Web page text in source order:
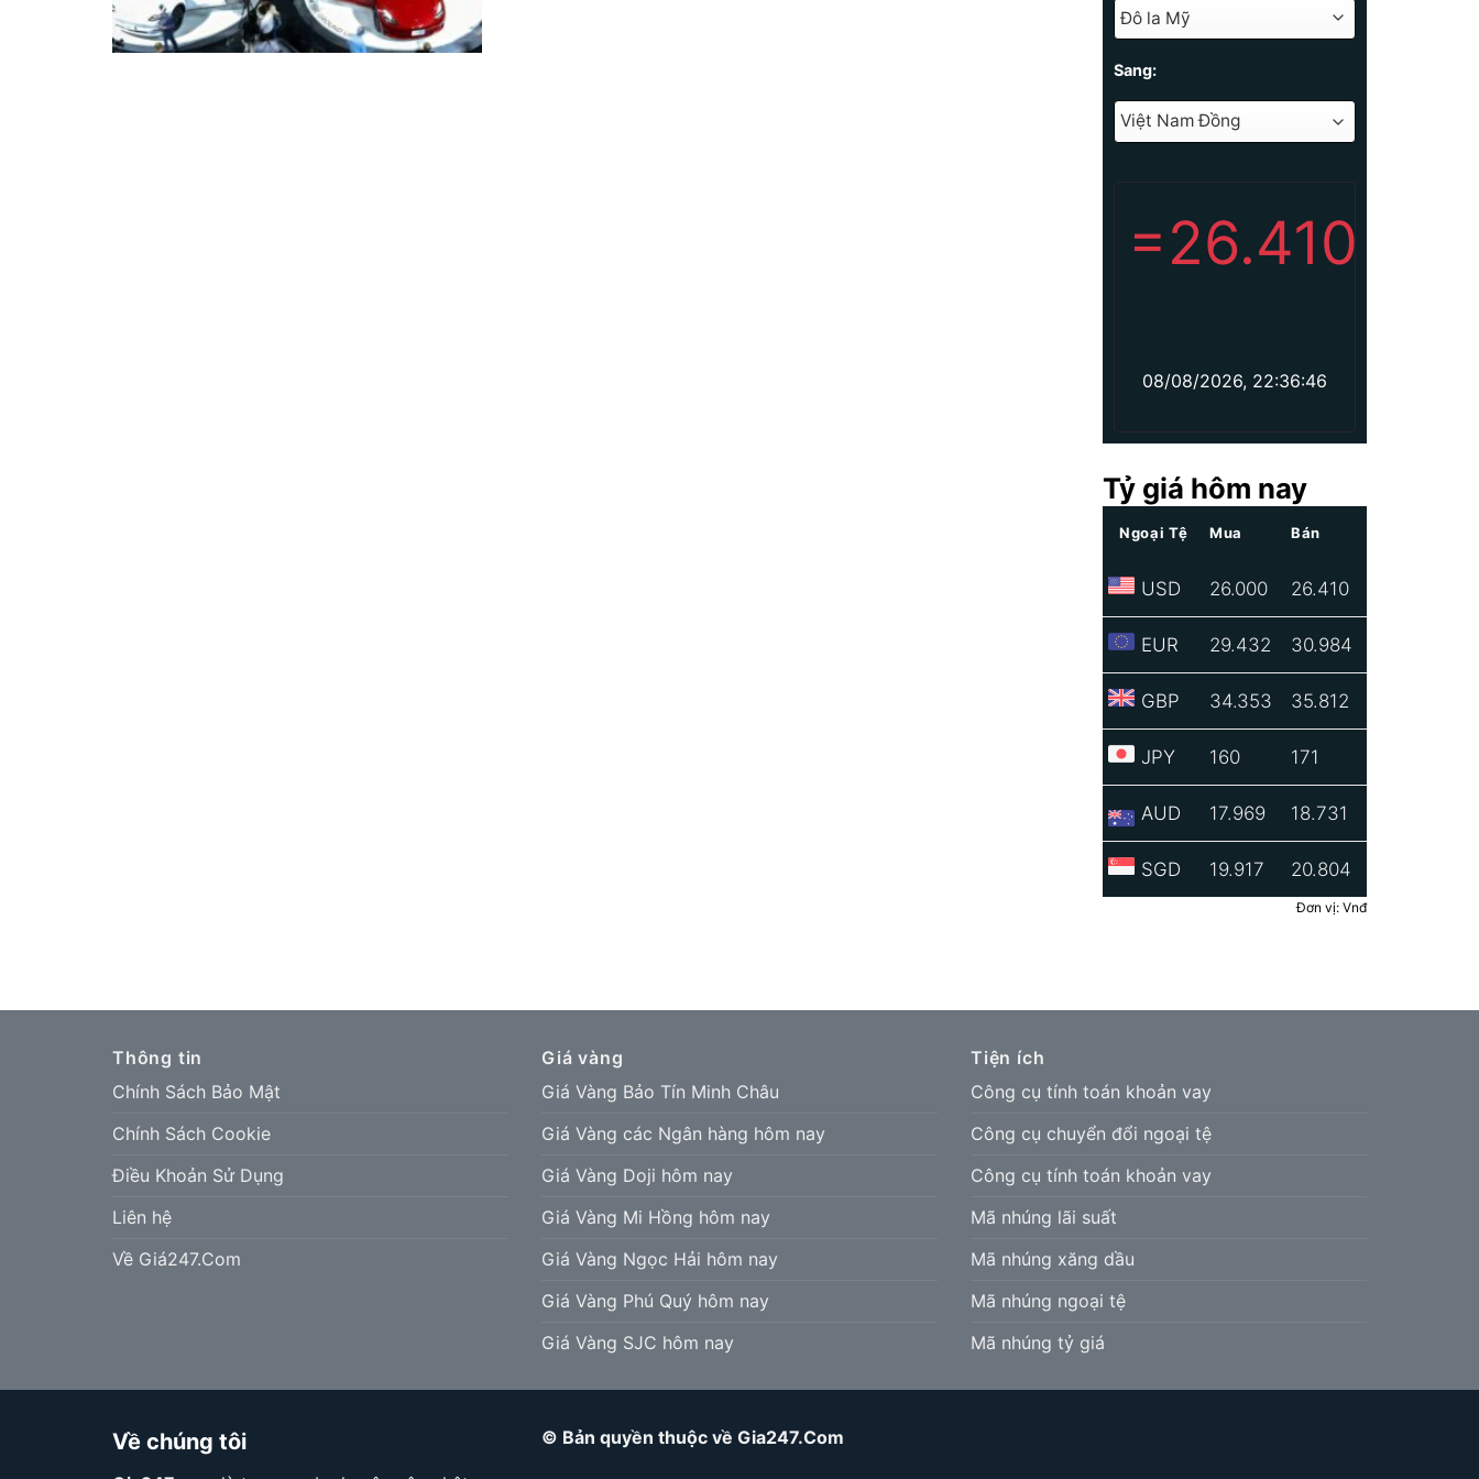
Sang:
=26.410
08/08/2026, 22:36:46
Tỷ giá hôm nay
Ngoại Tệ Mua Bán
USD 26.000 26.410
EUR 29.432 30.984
GBP 34.353 35.812
JPY 160 171
AUD 17.969 18.731
SGD 19.917 20.804
Đơn vị: Vnđ
Thông tin
Chính Sách Bảo Mật
Chính Sách Cookie
Điều Khoản Sử Dụng
Liên hệ
Về Giá247.Com
Giá vàng
Giá Vàng Bảo Tín Minh Châu
Giá Vàng các Ngân hàng hôm nay
Giá Vàng Doji hôm nay
Giá Vàng Mi Hồng hôm nay
Giá Vàng Ngọc Hải hôm nay
Giá Vàng Phú Quý hôm nay
Giá Vàng SJC hôm nay
Tiện ích
Công cụ tính toán khoản vay
Công cụ chuyển đổi ngoại tệ
Công cụ tính toán khoản vay
Mã nhúng lãi suất
Mã nhúng xăng dầu
Mã nhúng ngoại tệ
Mã nhúng tỷ giá
Về chúng tôi © Bản quyền thuộc về Gia247.Com